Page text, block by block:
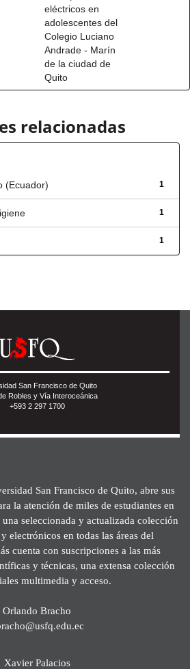
eléctricos en
adolescentes del
Colegio Luciano
Andrade - Marín
de la ciudad de
Quito
relacionadas
1
(Ecuador)
1
1
San Francisco de Quito
Robles y Vía Interoceánica
+593 2 297 1700
San Francisco de Quito, abre sus
la atención de miles de estudiantes en
seleccionada y actualizada colección
electrónicos en todas las áreas del
cuenta con suscripciones a las más
y técnicas, una extensa colección
multimedia y acceso.
Orlando Bracho
Xavier Palacios